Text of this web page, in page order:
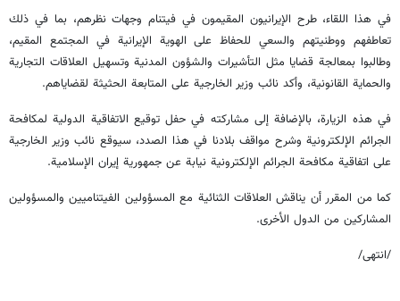
في هذا اللقاء، طرح الإيرانيون المقيمون في فيتنام وجهات نظرهم، بما في ذلك
تعاطفهم ووطنيتهم والسعي للحفاظ على الهوية الإيرانية في المجتمع المقيم،
وطالبوا بمعالجة قضايا مثل التأشيرات والشؤون المدنية وتسهيل العلاقات التجارية
والحماية القانونية، وأكد نائب وزير الخارجية على المتابعة الحثيثة لقضاياهم.
في هذه الزيارة، بالإضافة إلى مشاركته في حفل توقيع الاتفاقية الدولية لمكافحة
الجرائم الإلكترونية وشرح مواقف بلادنا في هذا الصدد، سيوقع نائب وزير الخارجية
على اتفاقية مكافحة الجرائم الإلكترونية نيابة عن جمهورية إيران الإسلامية.
كما من المقرر أن يناقش العلاقات الثنائية مع المسؤولين الفيتناميين والمسؤولين
المشاركين من الدول الأخرى.
/انتهى/